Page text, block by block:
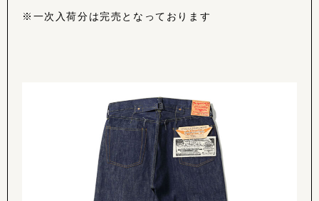
※一次入荷分は完売となっております